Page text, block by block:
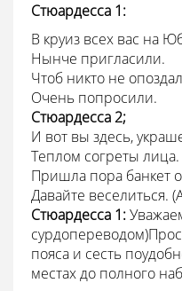
Стюардесса 1:
В круиз всех вас на
Нынче пригласили.
Чтоб никто не
Очень попросили.
Стюардесса 2;
И вот вы здесь,
Теплом согреты лица.
Пришла пора банкет
Давайте веселиться.
Стюардесса 1:
пояса и сесть
местах до полного